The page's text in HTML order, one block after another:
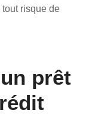
risque de
prêt